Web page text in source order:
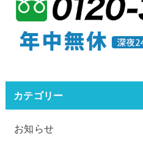
カテゴリー
お知らせ